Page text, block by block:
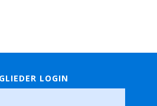
LOGIN